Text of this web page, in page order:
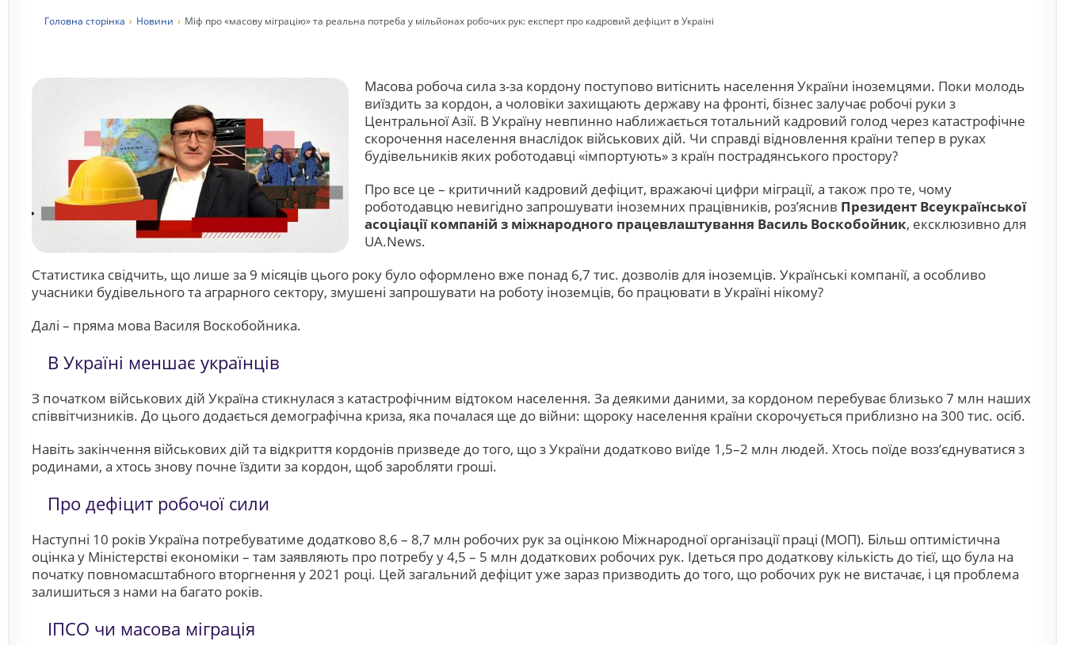
Головна сторiнка › Новини › Міф про «масову міграцію» та реальна потреба у мільйонах робочих рук: експерт про кадровий дефіцит в Україні
Масова робоча сила з-за кордону поступово витіснить населення України іноземцями. Поки молодь
виїздить за кордон, а чоловіки захищають державу на фронті, бізнес залучає робочі руки з
Центральної Азії. В Україну невпинно наближається тотальний кадровий голод через катастрофічне
скорочення населення внаслідок військових дій. Чи справді відновлення країни тепер в руках
будівельників яких роботодавці «імпортують» з країн пострадянського простору?
Про все це – критичний кадровий дефіцит, вражаючі цифри міграції, а також про те, чому
роботодавцю невигідно запрошувати іноземних працівників, роз’яснив Президент Всеукраїнської
асоціації компаній з міжнародного працевлаштування Василь Воскобойник, ексклюзивно для
UA.News.
Статистика свідчить, що лише за 9 місяців цього року було оформлено вже понад 6,7 тис. дозволів для іноземців. Українські компанії, а особливо
учасники будівельного та аграрного сектору, змушені запрошувати на роботу іноземців, бо працювати в Україні нікому?
Далі – пряма мова Василя Воскобойника.
В Україні меншає українців
З початком військових дій Україна стикнулася з катастрофічним відтоком населення. За деякими даними, за кордоном перебуває близько 7 млн наших
співвітчизників. До цього додається демографічна криза, яка почалася ще до війни: щороку населення країни скорочується приблизно на 300 тис. осіб.
Навіть закінчення військових дій та відкриття кордонів призведе до того, що з України додатково виїде 1,5–2 млн людей. Хтось поїде возз’єднуватися з
родинами, а хтось знову почне їздити за кордон, щоб заробляти гроші.
Про дефіцит робочої сили
Наступні 10 років Україна потребуватиме додатково 8,6 – 8,7 млн робочих рук за оцінкою Міжнародної організації праці (МОП). Більш оптимістична
оцінка у Міністерстві економіки – там заявляють про потребу у 4,5 – 5 млн додаткових робочих рук. Ідеться про додаткову кількість до тієї, що була на
початку повномасштабного вторгнення у 2021 році. Цей загальний дефіцит уже зараз призводить до того, що робочих рук не вистачає, і ця проблема
залишиться з нами на багато років.
ІПСО чи масова міграція